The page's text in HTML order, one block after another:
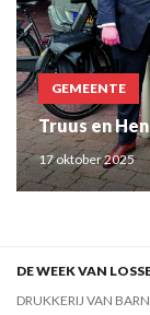
GEMEENTE
Truus en
17 oktober 2025
DE WEEK VAN
DRUKKERIJ VAN